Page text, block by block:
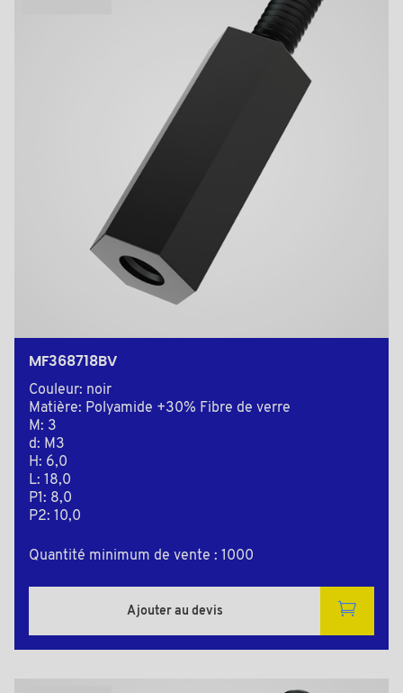
MF368718BV
Couleur: noir
Matière: Polyamide +30% Fibre de verre
M: 3
d: M3
H: 6,0
L: 18,0
P1: 8,0
P2: 10,0
Quantité minimum de vente : 1000
Ajouter au devis